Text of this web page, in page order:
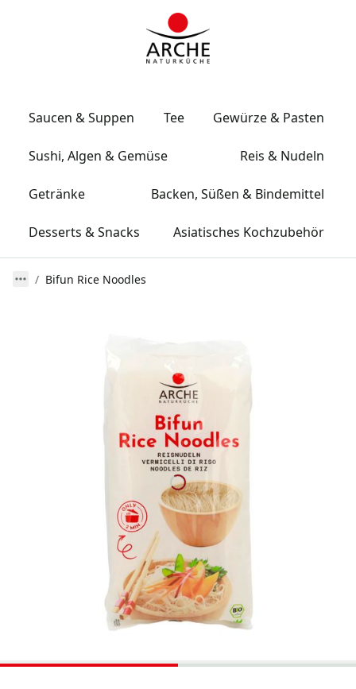
Saucen & Suppen Tee Gewürze & Pasten
Sushi, Algen & Gemüse Reis & Nudeln
Getränke Backen, Süßen & Bindemittel
Desserts & Snacks Asiatisches Kochzubehör
Bifun Rice Noodles